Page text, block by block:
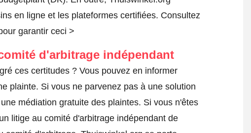
en ligne et les plateformes certifiées. Consultez
garantir ceci >
d'arbitrage indépendant
ces certitudes ? Vous pouvez en informer
plainte. Si vous ne parvenez pas à une solution
médiation gratuite des plaintes. Si vous n'êtes
litige au comité d'arbitrage indépendant de